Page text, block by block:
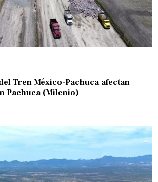
Tren México-Pachuca afectan
Pachuca (Milenio)